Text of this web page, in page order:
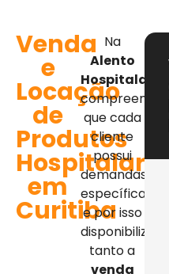
Venda
e
Locação
de
Produtos
em
Curitiba
Na
Alento
Hospitalar
que cada
cliente
possui
demandas
específicas,
e por isso
tanto a
venda